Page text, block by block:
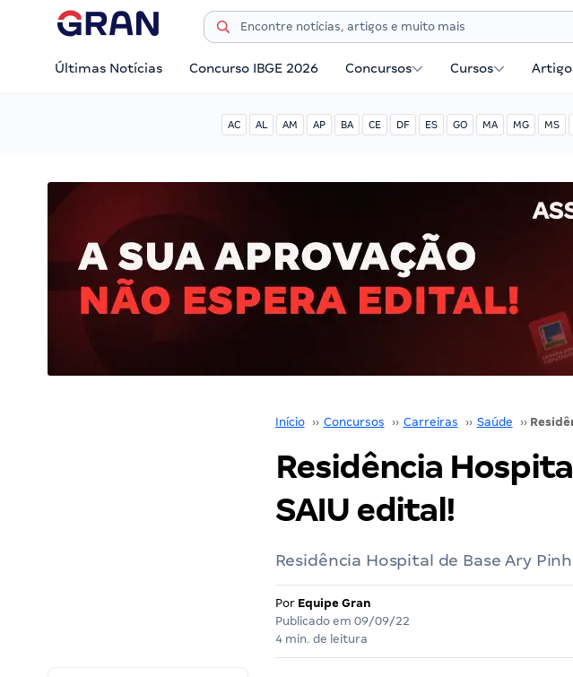
Últimas Notícias Concurso IBGE 2026 Concursos Cursos
AC AL AM AP BA CE DF ES GO MA MG MS
Início ›› Concursos ›› Carreiras ›› Saúde ››
Residência
SAIU edital!
Residência Hospital de Base Ary
Por Equipe Gran
Publicado em 09/09/22
4 min. de leitura